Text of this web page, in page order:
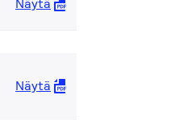
Näytä
Näytä